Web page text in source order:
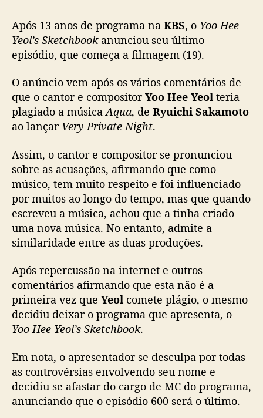
e
Y
e
o
’
s
S
t
c
o
o
k
’
n
u
n
c
i
e
u
ú
l
Após 13 anos de programa na KBS, o Yoo Hee
Yeol’s Sketchbookanunciou seu último
episódio, que começa a filmagem (19).
O anúncio vem após os vários comentários de
que o cantor e compositorYoo Hee Yeol teria
plagiado a músicaAqua, de Ryuichi Sakamoto
ao lançar Very Private Night.
Assim, o cantor e compositor se pronunciou
sobre as acusações, afirmando que como
músico, tem muito respeito e foi influenciado
por muitos ao longo do tempo, mas que quando
escreveu a música, achou que a tinha criado
uma nova música. No entanto, admite a
similaridade entre as duas produções.
Após repercussão na internet e outros
comentários afirmando que esta não é a
primeira vez que Yeol comete plágio, o mesmo
decidiu deixar o programa que apresenta, o
Yoo Hee Yeol’s Sketchbook.
Em nota, o apresentador se desculpa por todas
as controvérsias envolvendo seu nome e
decidiu se afastar do cargo de MC do programa,
anunciando que o episódio 600 será o último.